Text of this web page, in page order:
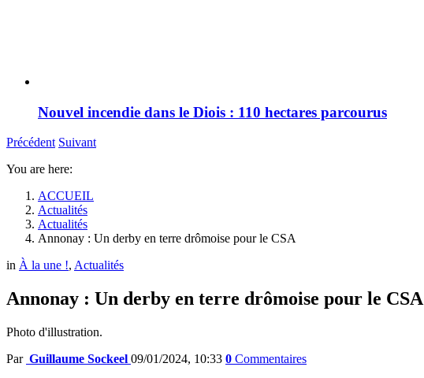
Nouvel incendie dans le Diois : 110 hectares parcourus
Précédent Suivant
You are here:
ACCUEIL
Actualités
Actualités
Annonay : Un derby en terre drômoise pour le CSA
in À la une !, Actualités
Annonay : Un derby en terre drômoise pour le CSA
Photo d'illustration.
Par Guillaume Sockeel 09/01/2024, 10:33 0 Commentaires